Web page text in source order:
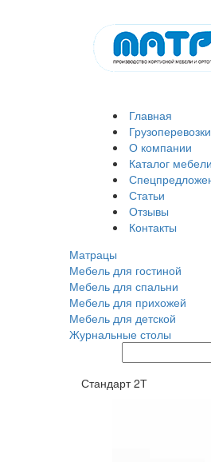
Главная
Грузоперевозки
О компании
Каталог мебели
Статьи
Отзывы
Контакты
Матрацы
Мебель для гостиной
Мебель для спальни
Мебель для прихожей
Мебель для детской
Журнальные столы
Стандарт 2Т